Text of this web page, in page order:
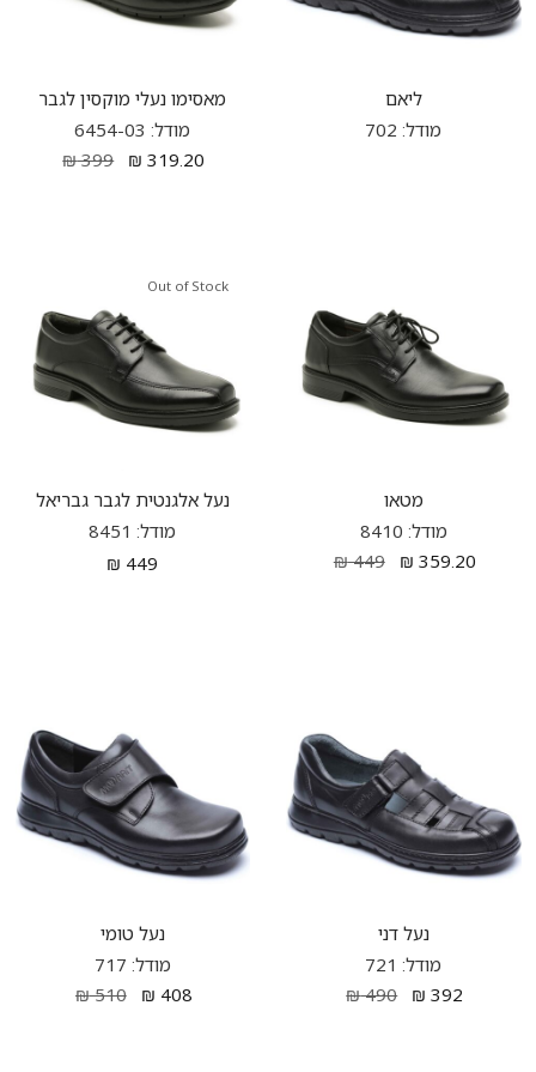
ליאם
מודל: 702
מאסימו נעלי מוקסין לגבר
מודל: 6454-03
₪ 319.20
₪399
מטאו
מודל: 8410
₪ 359.20
₪449
Out of Stock
נעל אלגנטית לגבר גבריאל
מודל: 8451
₪ 449
נעל דני
מודל: 721
₪ 392
₪490
נעל טומי
מודל: 717
₪ 408
₪510